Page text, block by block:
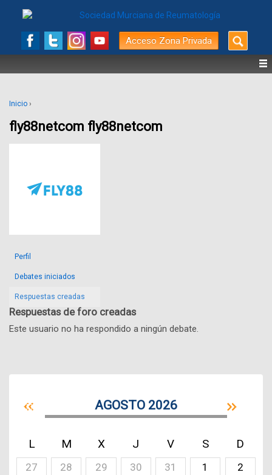
Acceso Zona Privada
Buscar
por:
Inicio ›
fly88netcom fly88netcom
Perfil
Debates iniciados
Respuestas creadas
Respuestas de foro creadas
Este usuario no ha respondido a ningún debate.
AGOSTO 2026
L M X J V S D
27 28 29 30 31 1
2